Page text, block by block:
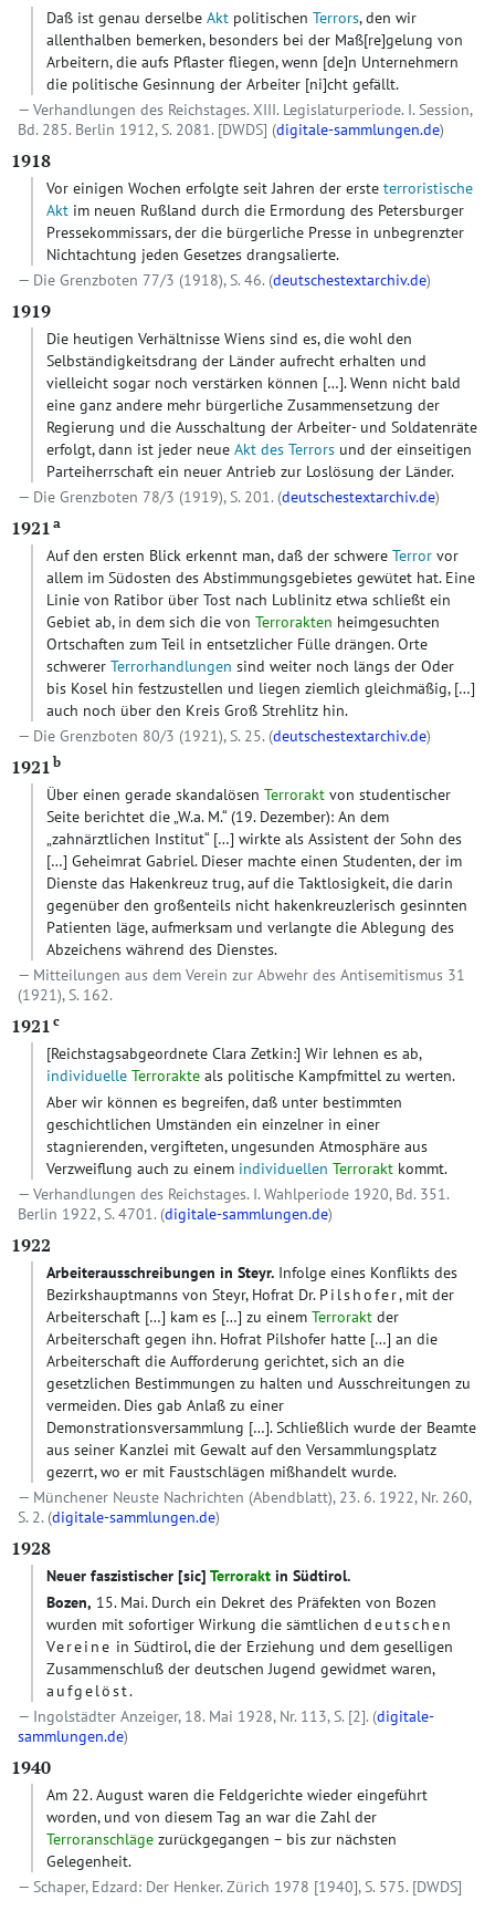
Daß ist genau derselbe Akt politischen Terrors, den wir
allenthalben bemerken, besonders bei der Maß[re]gelung von
Arbeitern, die aufs Pflaster fliegen, wenn [de]n Unternehmern
die politische Gesinnung der Arbeiter [ni]cht gefällt.
Verhandlungen des Reichstages. XIII. Legislaturperiode. I. Session,
Bd. 285. Berlin 1912, S. 2081. [DWDS] (digitale-sammlungen.de)
1918
Vor einigen Wochen erfolgte seit Jahren der erste terroristische
Akt im neuen Rußland durch die Ermordung des Petersburger
Pressekommissars, der die bürgerliche Presse in unbegrenzter
Nichtachtung jeden Gesetzes drangsalierte.
Die Grenzboten 77/3 (1918), S. 46. (deutschestextarchiv.de)
1919
Die heutigen Verhältnisse Wiens sind es, die wohl den
Selbständigkeitsdrang der Länder aufrecht erhalten und
vielleicht sogar noch verstärken können […]. Wenn nicht bald
eine ganz andere mehr bürgerliche Zusammensetzung der
Regierung und die Ausschaltung der Arbeiter- und Soldatenräte
erfolgt, dann ist jeder neue Akt des Terrors und der einseitigen
Parteiherrschaft ein neuer Antrieb zur Loslösung der Länder.
Die Grenzboten 78/3 (1919), S. 201. (deutschestextarchiv.de)
1921 a
Auf den ersten Blick erkennt man, daß der schwere Terror vor
allem im Südosten des Abstimmungsgebietes gewütet hat. Eine
Linie von Ratibor über Tost nach Lublinitz etwa schließt ein
Gebiet ab, in dem sich die von Terrorakten heimgesuchten
Ortschaften zum Teil in entsetzlicher Fülle drängen. Orte
schwerer Terrorhandlungen sind weiter noch längs der Oder
bis Kosel hin festzustellen und liegen ziemlich gleichmäßig, […]
auch noch über den Kreis Groß Strehlitz hin.
Die Grenzboten 80/3 (1921), S. 25. (deutschestextarchiv.de)
1921 b
Über einen gerade skandalösen Terrorakt von studentischer
Seite berichtet die „W.a. M.“ (19. Dezember): An dem
„zahnärztlichen Institut“ […] wirkte als Assistent der Sohn des
[…] Geheimrat Gabriel. Dieser machte einen Studenten, der im
Dienste das Hakenkreuz trug, auf die Taktlosigkeit, die darin
gegenüber den großenteils nicht hakenkreuzlerisch gesinnten
Patienten läge, aufmerksam und verlangte die Ablegung des
Abzeichens während des Dienstes.
Mitteilungen aus dem Verein zur Abwehr des Antisemitismus 31
(1921), S. 162.
1921 c
[Reichstagsabgeordnete Clara Zetkin:] Wir lehnen es ab,
individuelle Terrorakte als politische Kampfmittel zu werten.
Aber wir können es begreifen, daß unter bestimmten
geschichtlichen Umständen ein einzelner in einer
stagnierenden, vergifteten, ungesunden Atmosphäre aus
Verzweiflung auch zu einem individuellen Terrorakt kommt.
Verhandlungen des Reichstages. I. Wahlperiode 1920, Bd. 351.
Berlin 1922, S. 4701. (digitale-sammlungen.de)
1922
Arbeiterausschreibungen in Steyr. Infolge eines Konflikts des
Bezirkshauptmanns von Steyr, Hofrat Dr. Pilshofer, mit der
Arbeiterschaft […] kam es […] zu einem Terrorakt der
Arbeiterschaft gegen ihn. Hofrat Pilshofer hatte […] an die
Arbeiterschaft die Aufforderung gerichtet, sich an die
gesetzlichen Bestimmungen zu halten und Ausschreitungen zu
vermeiden. Dies gab Anlaß zu einer
Demonstrationsversammlung […]. Schließlich wurde der Beamte
aus seiner Kanzlei mit Gewalt auf den Versammlungsplatz
gezerrt, wo er mit Faustschlägen mißhandelt wurde.
Münchener Neuste Nachrichten (Abendblatt), 23. 6. 1922, Nr. 260,
S. 2. (digitale-sammlungen.de)
1928
Neuer faszistischer [sic] Terrorakt in Südtirol.
Bozen, 15. Mai. Durch ein Dekret des Präfekten von Bozen
wurden mit sofortiger Wirkung die sämtlichen deutschen
Vereine in Südtirol, die der Erziehung und dem geselligen
Zusammenschluß der deutschen Jugend gewidmet waren,
aufgelöst.
Ingolstädter Anzeiger, 18. Mai 1928, Nr. 113, S. [2]. (digitale-
sammlungen.de)
1940
Am 22. August waren die Feldgerichte wieder eingeführt
worden, und von diesem Tag an war die Zahl der
Terroranschläge zurückgegangen – bis zur nächsten
Gelegenheit.
Schaper, Edzard: Der Henker. Zürich 1978 [1940], S. 575. [DWDS]